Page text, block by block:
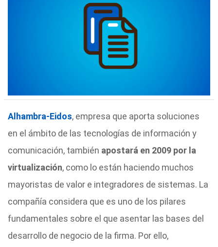
Alhambra-Eidos, empresa que aporta soluciones
en el ámbito de las tecnologías de información y
comunicación, también apostará en 2009 por la
virtualización, como lo están haciendo muchos
mayoristas de valor e integradores de sistemas. La
compañía considera que es uno de los pilares
fundamentales sobre el que asentar las bases del
desarrollo de negocio de la firma. Por ello,